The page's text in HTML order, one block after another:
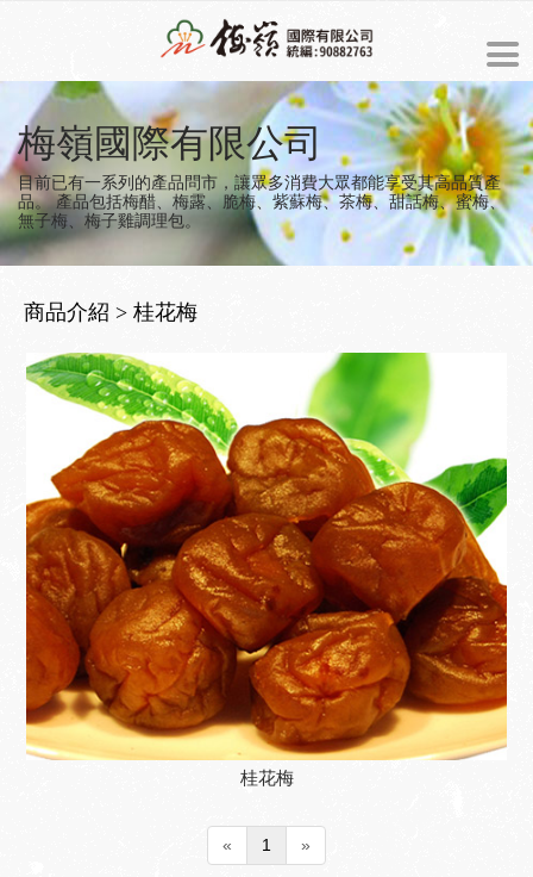
ENGLISH
最新消息
商品介紹
梅嶺的由來
經營理念
檢驗報告
聯絡我們
美食製造過程
梅子食譜
園區導覽
梅之風情
梅嶺地圖導覽
生態導覽
環境導覽
友站連結
梅嶺國際有限公司
目前已有一系列的產品問市，讓眾多消費大眾都能享受其高品質產
品。產品包括梅醋、梅露、脆梅、紫蘇梅、茶梅、甜話梅、蜜梅、
無子梅、梅子雞調理包。
商品介紹 > 桂花梅
桂花梅
« 1 »